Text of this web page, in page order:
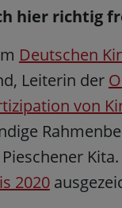
hier richtig
Deutschen
Leiterin der
von
2020